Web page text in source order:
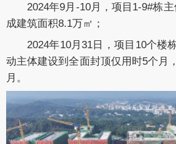
2024年9月-10月，项目1-9#栋
成建筑面积8.1万㎡；
2024年10月31日，项目10个楼
动主体建设到全面封顶仅用时5个月
月。